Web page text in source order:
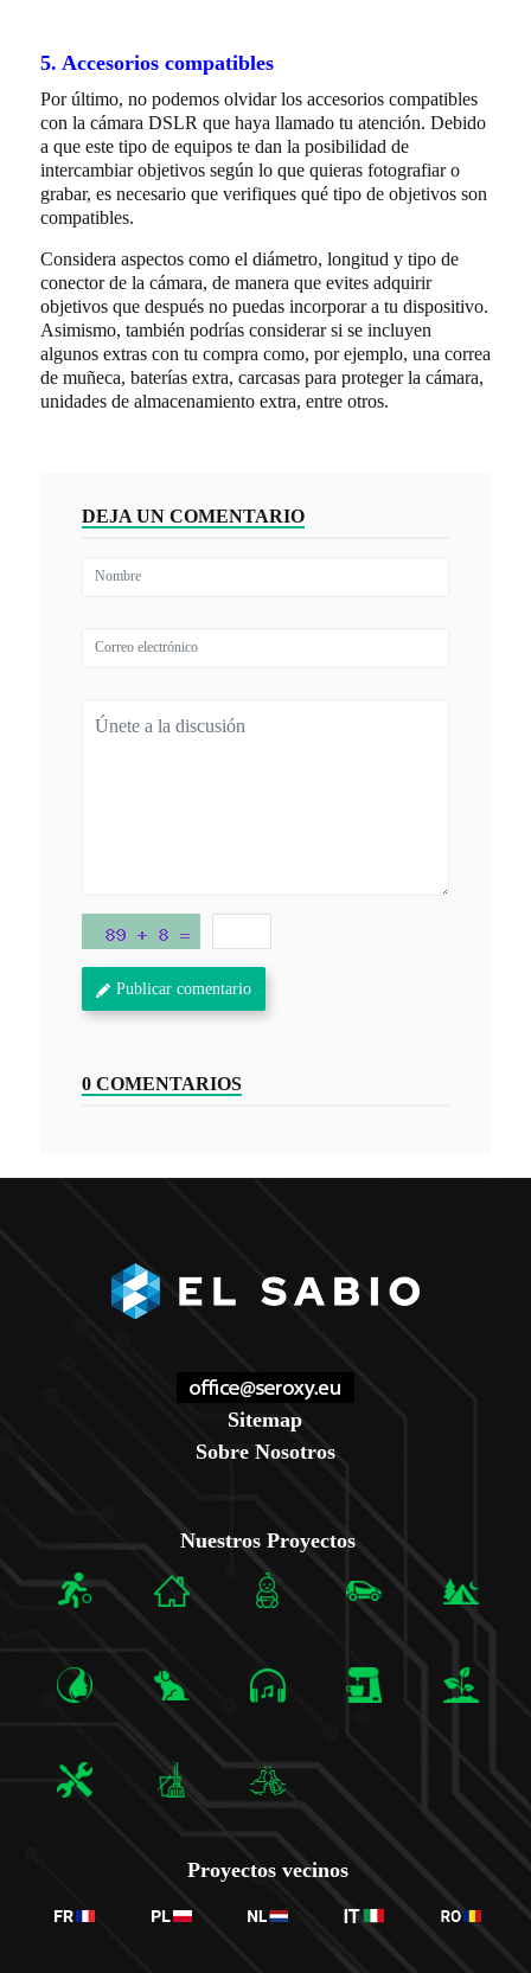
5. Accesorios compatibles
Por último, no podemos olvidar los accesorios compatibles
con la cámara DSLR que haya llamado tu atención. Debido
a que este tipo de equipos te dan la posibilidad de
intercambiar objetivos según lo que quieras fotografiar o
grabar, es necesario que verifiques qué tipo de objetivos son
compatibles.
Considera aspectos como el diámetro, longitud y tipo de
conector de la cámara, de manera que evites adquirir
objetivos que después no puedas incorporar a tu dispositivo.
Asimismo, también podrías considerar si se incluyen
algunos extras con tu compra como, por ejemplo, una correa
de muñeca, baterías extra, carcasas para proteger la cámara,
unidades de almacenamiento extra, entre otros.
DEJA UN COMENTARIO
Publicar comentario
0 COMENTARIOS
Sitemap
Sobre Nosotros
Nuestros Proyectos
Proyectos vecinos